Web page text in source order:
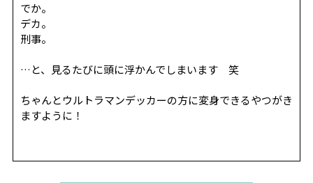
でか。
デカ。
刑事。
…と、見るたびに頭に浮かんでしまいます 笑
ちゃんとウルトラマンデッカーの方に変身できるやつがき
ますように！